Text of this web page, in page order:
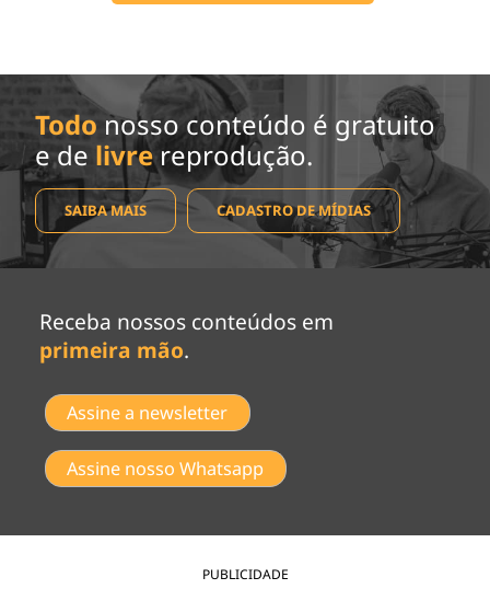
Todo nosso conteúdo é gratuito
e de livrereprodução.
SAIBA MAIS CADASTRO DE MÍDIAS
Receba nossos conteúdos em
primeira mão.
Assine a newsletter
Assine nosso Whatsapp
PUBLICIDADE